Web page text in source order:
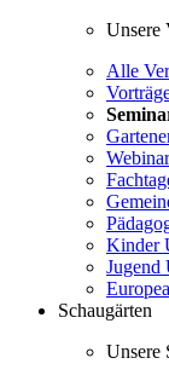
Unsere
Alle
Kinder
Schaugärten
Unsere